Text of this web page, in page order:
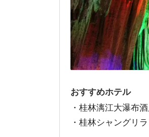
おすすめホテル
・桂林漓江大瀑布
・桂林シャングリ